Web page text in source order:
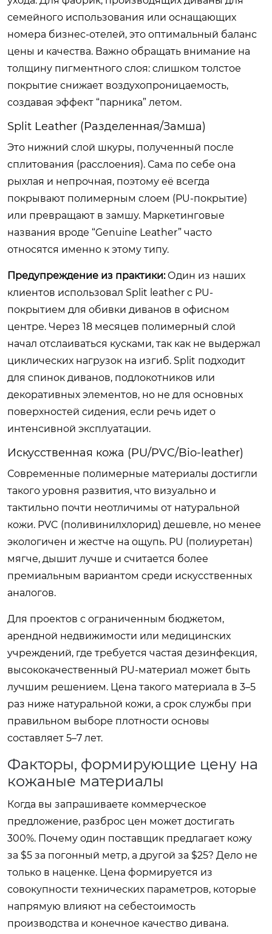
семейного использования или оснащающих
номера бизнес-отелей, это оптимальный баланс
цены и качества. Важно обращать внимание на
толщину пигментного слоя: слишком толстое
покрытие снижает воздухопроницаемость,
создавая эффект “парника” летом.
Split Leather (Разделенная/Замша)
Это нижний слой шкуры, полученный после
сплитования (расслоения). Сама по себе она
рыхлая и непрочная, поэтому её всегда
покрывают полимерным слоем (PU-покрытие)
или превращают в замшу. Маркетинговые
названия вроде “Genuine Leather” часто
относятся именно к этому типу.
Предупреждение из практики:Один из наших
клиентов использовал Split leather с PU-
покрытием для обивки диванов в офисном
центре. Через 18 месяцев полимерный слой
начал отслаиваться кусками, так как не выдержал
циклических нагрузок на изгиб. Split подходит
для спинок диванов, подлокотников или
декоративных элементов, но не для основных
поверхностей сидения, если речь идет о
интенсивной эксплуатации.
Искусственная кожа (PU/PVC/Bio-leather)
Современные полимерные материалы достигли
такого уровня развития, что визуально и
тактильно почти неотличимы от натуральной
кожи. PVC (поливинилхлорид) дешевле, но менее
экологичен и жестче на ощупь. PU (полиуретан)
мягче, дышит лучше и считается более
премиальным вариантом среди искусственных
аналогов.
Для проектов с ограниченным бюджетом,
арендной недвижимости или медицинских
учреждений, где требуется частая дезинфекция,
высококачественный PU-материал может быть
лучшим решением. Цена такого материала в 3–5
раз ниже натуральной кожи, а срок службы при
правильном выборе плотности основы
составляет 5–7 лет.
Факторы, формирующие цену на
кожаные материалы
Когда вы запрашиваете коммерческое
предложение, разброс цен может достигать
300%. Почему один поставщик предлагает кожу
за $5 за погонный метр, а другой за $25? Дело не
только в наценке. Цена формируется из
совокупности технических параметров, которые
напрямую влияют на себестоимость
производства и конечное качество дивана.